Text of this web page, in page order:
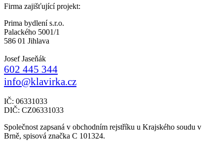
Firma zajišťující projekt:
Prima bydlení s.r.o.
Palackého 5001/1
586 01 Jihlava
Josef Jaseňák
602 445 344
info@klavirka.cz
IČ: 06331033
DIČ: CZ06331033
Společnost zapsaná v obchodním rejstříku u Krajského soudu v
Brně, spisová značka C 101324.